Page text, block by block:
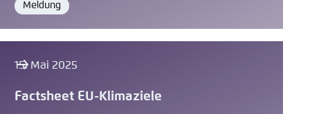
Format
Meldung
15. Mai 2025
Factsheet EU-Klimaziele